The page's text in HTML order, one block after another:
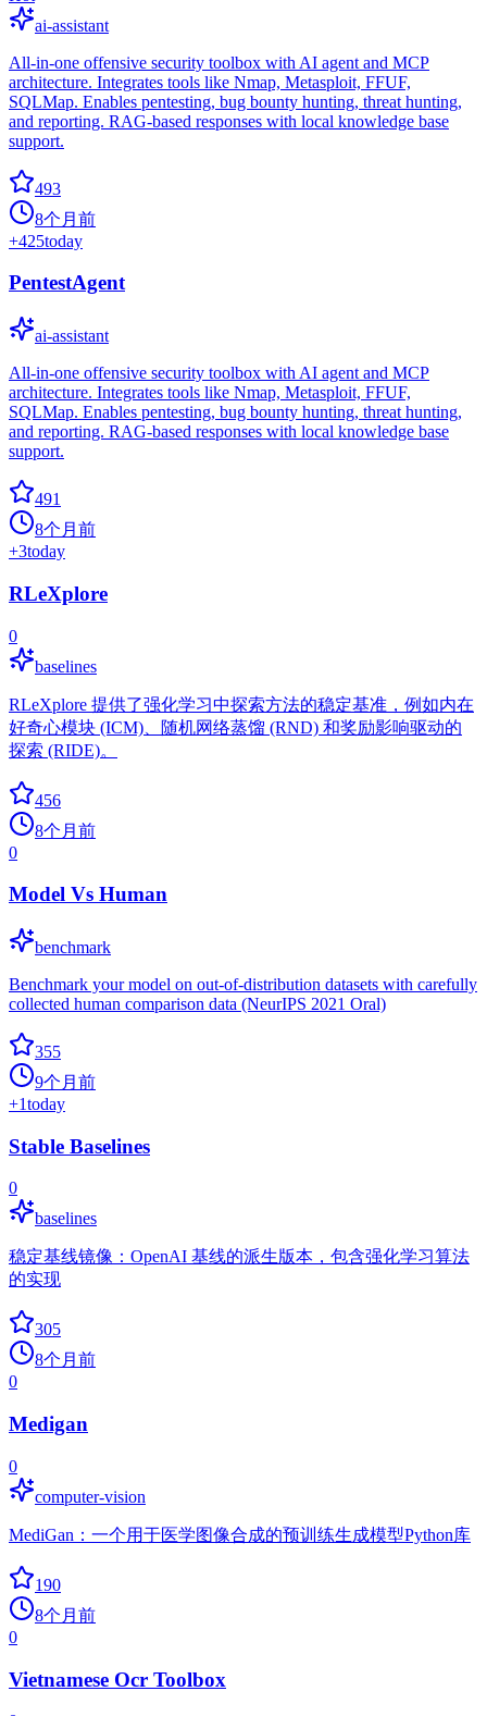
ai-assistant
All-in-one offensive security toolbox with AI agent and MCP
architecture. Integrates tools like Nmap, Metasploit, FFUF,
SQLMap. Enables pentesting, bug bounty hunting, threat hunting,
and reporting. RAG-based responses with local knowledge base
support.
493
8个月前
+425today
PentestAgent
ai-assistant
All-in-one offensive security toolbox with AI agent and MCP
architecture. Integrates tools like Nmap, Metasploit, FFUF,
SQLMap. Enables pentesting, bug bounty hunting, threat hunting,
and reporting. RAG-based responses with local knowledge base
support.
491
8个月前
+3today
RLeXplore
0
baselines
RLeXplore 提供了强化学习中探索方法的稳定基准，例如内在
好奇心模块 (ICM)、随机网络蒸馏 (RND) 和奖励影响驱动的
探索 (RIDE)。
456
8个月前
0
Model Vs Human
benchmark
Benchmark your model on out-of-distribution datasets with carefully
collected human comparison data (NeurIPS 2021 Oral)
355
9个月前
+1today
Stable Baselines
0
baselines
稳定基线镜像：OpenAI 基线的派生版本，包含强化学习算法
的实现
305
8个月前
0
Medigan
0
computer-vision
MediGan：一个用于医学图像合成的预训练生成模型Python库
190
8个月前
0
Vietnamese Ocr Toolbox